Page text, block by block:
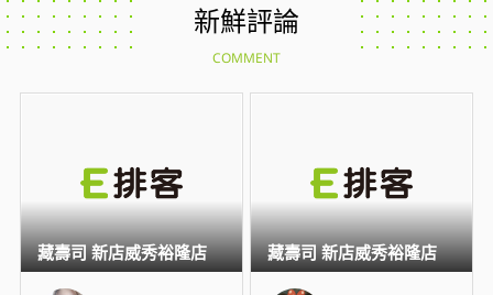
新鮮評論
COMMENT
藏壽司 新店威秀裕隆店 藏壽司 新店威秀裕隆店